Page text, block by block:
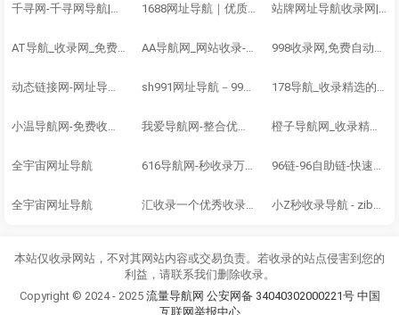
1688网址导航｜优质网站集合·全网资源一站在手
AA导航网_网站收录-友情链接交换-网址收录-自动秒收录
sh991网址导航－991自动链,网址之家,搜索大全,绿色,快速,安全的专业导航站
我爱导航网-整合优秀技术导航 橙子导航网_收录精选的导航网站_懒人导航系统v7.8华子版
全宇宙网址导航 616导航网-秒收录万能-秒收录-免费收录网站-自动收录网-免费交换-616dh.cn.
全宇宙网址导航 汇收录一个优秀收录网站
本站仅收录网站，不对其网站内容或交易负责。若收录的站点侵害到您的
利益，请联系我们删除收录。
Copyright © 2024 - 2025 流量导航网 公安网备 34040302000221号 中国
互联网举报中心